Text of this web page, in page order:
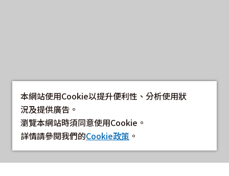
本網站使用Cookie以提升便利性、分析使用狀
況及提供廣告。
瀏覽本網站時須同意使用Cookie。
詳情請參閱我們的Cookie政策 。